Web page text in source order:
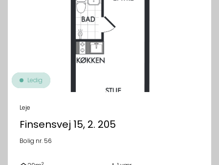
Ledig
Leje
Finsensvej 15, 2. 205
Bolig nr. 56
2